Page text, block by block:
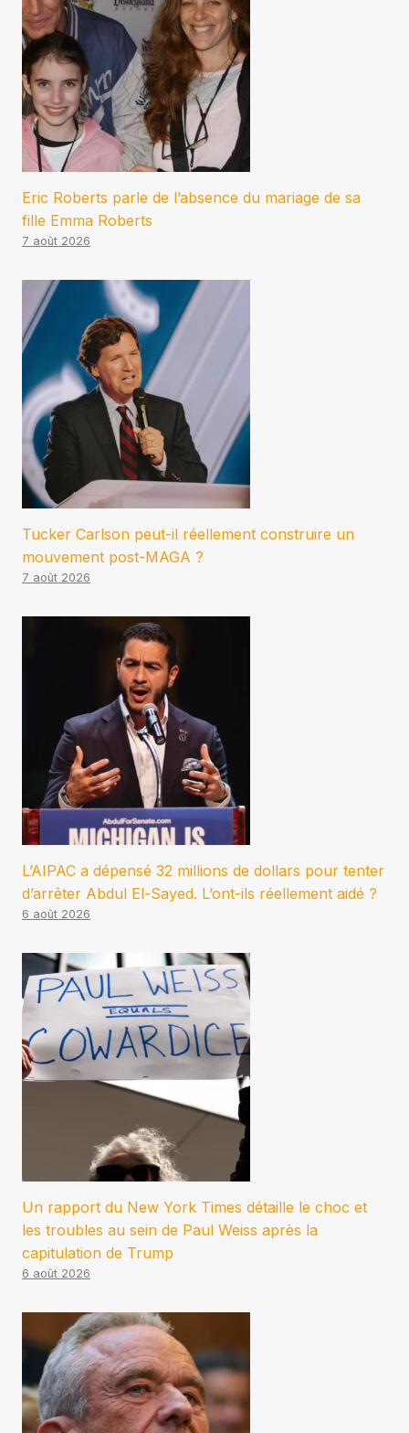
Eric Roberts parle de l’absence du mariage de sa
fille Emma Roberts
7 août 2026
Tucker Carlson peut-il réellement construire un
mouvement post-MAGA ?
7 août 2026
L’AIPAC a dépensé 32 millions de dollars pour tenter
d’arrêter Abdul El-Sayed. L’ont-ils réellement aidé ?
6 août 2026
Un rapport du New York Times détaille le choc et
les troubles au sein de Paul Weiss après la
capitulation de Trump
6 août 2026